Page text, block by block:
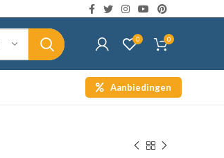
0 0
Aanbiedingen